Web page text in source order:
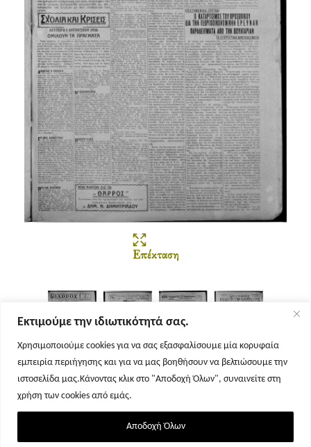
Εκτιμούμε την ιδιωτικότητά σας.
Χρησιμοποιούμε cookies για να σας εξασφαλίσουμε μία κορυφαία
εμπειρία περιήγησης και για να μας βοηθήσουν να βελτιώσουμε την
ιστοσελίδα μας.Κάνοντας κλικ στο "Αποδοχή Όλων", συναινείτε στη
χρήση των cookies από εμάς.
Αποδοχή Όλων
Επέκταση
Σελίδα 1 Σελίδα 2 Σελίδα 3 Σελίδα 4